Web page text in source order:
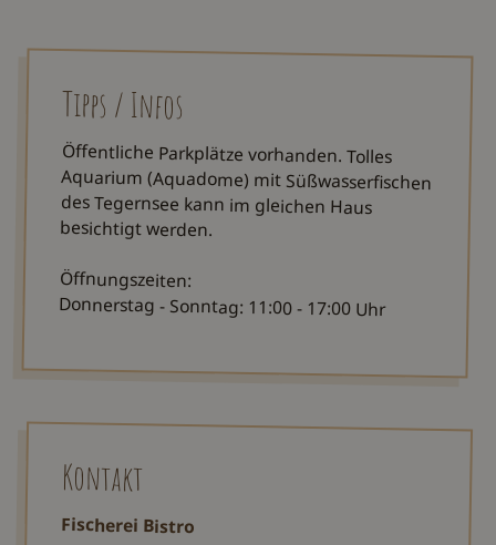
Kontakt
Fischerei Bistro
Tipps / Infos
Öffentliche Parkplätze vorhanden. Tolles
Aquarium (Aquadome) mit Süßwasserfischen
des Tegernsee kann im gleichen Haus
besichtigt werden.
Öffnungszeiten:
Donnerstag - Sonntag: 11:00 - 17:00 Uhr